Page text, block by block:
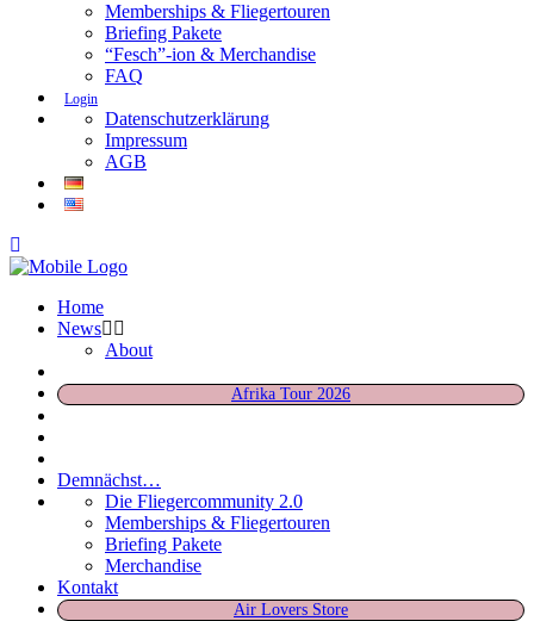
Memberships & Fliegertouren
Briefing Pakete
“Fesch”-ion & Merchandise
FAQ
Login
Datenschutzerklärung
Impressum
AGB
Home
News
About
Afrika Tour 2026
Demnächst…
Die Fliegercommunity 2.0
Memberships & Fliegertouren
Briefing Pakete
Merchandise
Kontakt
Air Lovers Store